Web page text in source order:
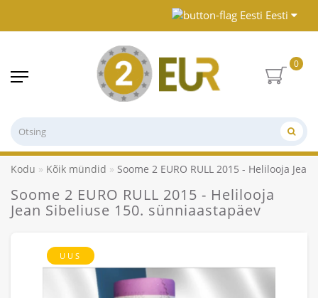
Eesti
0
Kodu Kõik mündid Soome 2 EURO RULL 2015 - Helilooja
Soome 2 EURO RULL 2015 - Helilooja
Jean Sibeliuse 150. sünniaastapäev
UUS